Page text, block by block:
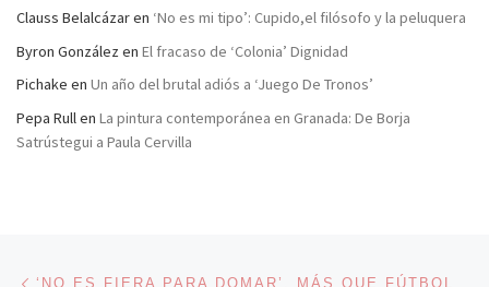
Clauss Belalcázaren ‘No es mi tipo’: Cupido,el filósofo y la peluquera
Byron González en El fracaso de ‘Colonia’ Dignidad
Pichake en Un año del brutal adiós a ‘Juego De Tronos’
Pepa Rullen La pintura contemporánea en Granada: De Borja
Satrústegui a Paula Cervilla
Navegación de entradas
‘NO ES FIERA PARA DOMAR’, MÁS QUE FÚTBOL